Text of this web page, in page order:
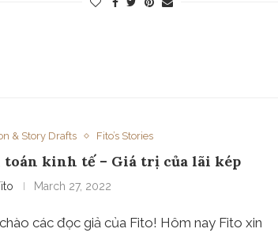
& Story Drafts Fito’s Stories
toán kinh tế – Giá trị của lãi kép
March 27, 2022
các đọc giả của Fito! Hôm nay Fito xin